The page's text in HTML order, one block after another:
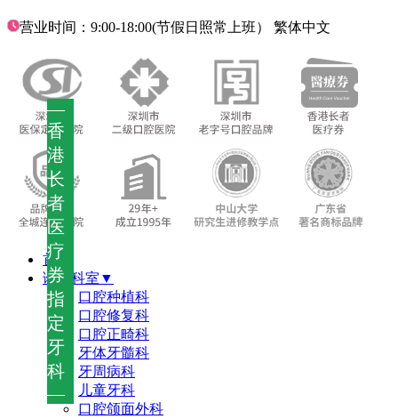
—
香
港
长
者
医
疗
券
指
定
牙
科
—
营业时间：9:00-18:00(节假日照常上班） 繁体中文
首页
诊疗科室▼
口腔种植科
口腔修复科
口腔正畸科
牙体牙髓科
牙周病科
儿童牙科
口腔颌面外科